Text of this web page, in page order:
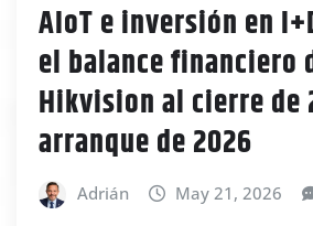
AIoT e inversión en
el balance financiero
Hikvision al cierre de
arranque de 2026
Adrián May 21, 2026